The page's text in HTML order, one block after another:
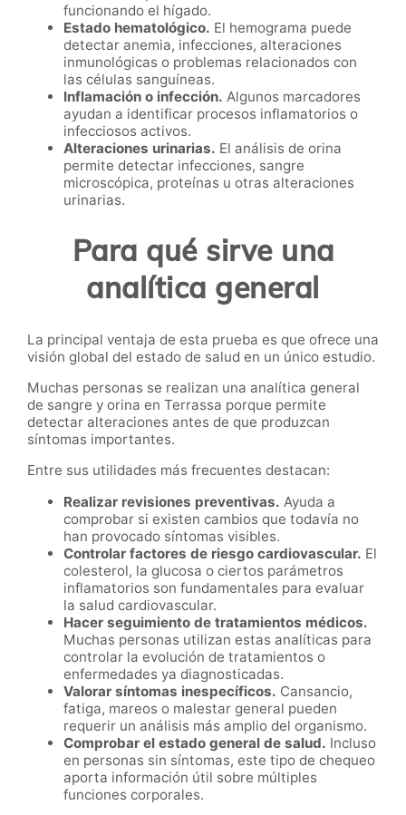
funcionando el hígado.
Estado hematológico. El hemograma puede
detectar anemia, infecciones, alteraciones
inmunológicas o problemas relacionados con
las células sanguíneas.
Inflamación o infección. Algunos marcadores
ayudan a identificar procesos inflamatorios o
infecciosos activos.
Alteraciones urinarias. El análisis de orina
permite detectar infecciones, sangre
microscópica, proteínas u otras alteraciones
urinarias.
Para qué sirve una
analítica general
La principal ventaja de esta prueba es que ofrece una
visión global del estado de salud en un único estudio.
Muchas personas se realizan una analítica general
de sangre y orina en Terrassa porque permite
detectar alteraciones antes de que produzcan
síntomas importantes.
Entre sus utilidades más frecuentes destacan:
Realizar revisiones preventivas. Ayuda a
comprobar si existen cambios que todavía no
han provocado síntomas visibles.
Controlar factores de riesgo cardiovascular. El
colesterol, la glucosa o ciertos parámetros
inflamatorios son fundamentales para evaluar
la salud cardiovascular.
Hacer seguimiento de tratamientos médicos.
Muchas personas utilizan estas analíticas para
controlar la evolución de tratamientos o
enfermedades ya diagnosticadas.
Valorar síntomas inespecíficos. Cansancio,
fatiga, mareos o malestar general pueden
requerir un análisis más amplio del organismo.
Comprobar el estado general de salud. Incluso
en personas sin síntomas, este tipo de chequeo
aporta información útil sobre múltiples
funciones corporales.